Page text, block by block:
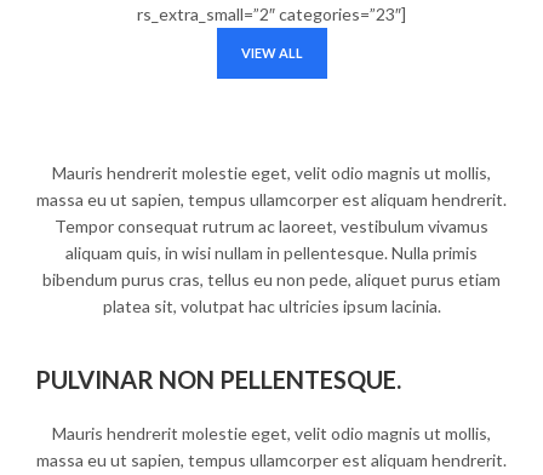
rs_extra_small=”2″ categories=”23″]
VIEW ALL
Mauris hendrerit molestie eget, velit odio magnis ut mollis,
massa eu ut sapien, tempus ullamcorper est aliquam hendrerit.
Tempor consequat rutrum ac laoreet, vestibulum vivamus
aliquam quis, in wisi nullam in pellentesque. Nulla primis
bibendum purus cras, tellus eu non pede, aliquet purus etiam
platea sit, volutpat hac ultricies ipsum lacinia.
PULVINAR NON PELLENTESQUE.
Mauris hendrerit molestie eget, velit odio magnis ut mollis,
massa eu ut sapien, tempus ullamcorper est aliquam hendrerit.